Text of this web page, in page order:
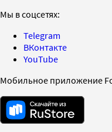
Мы в соцсетях:
Telegram
ВКонтакте
YouTube
Мобильное приложение